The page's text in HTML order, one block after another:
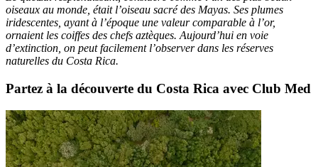
oiseaux au monde, était l’oiseau sacré des Mayas. Ses plumes
iridescentes, ayant à l’époque une valeur comparable à l’or,
ornaient les coiffes des chefs aztèques. Aujourd’hui en voie
d’extinction, on peut facilement l’observer dans les réserves
naturelles du Costa Rica.
Partez à la découverte du Costa Rica avec Club Med